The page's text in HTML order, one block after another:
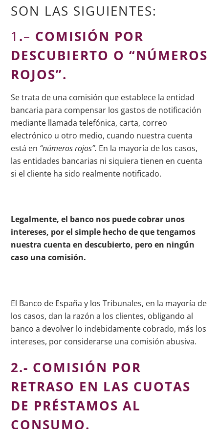
SON LAS SIGUIENTES:
1 .– COMISIÓN POR
DESCUBIERTO O “NÚMEROS
ROJOS”.
Se trata de una comisión que establece la entidad
bancaria para compensar los gastos de notificación
mediante llamada telefónica, carta, correo
electrónico u otro medio, cuando nuestra cuenta
está en “números rojos”. En la mayoría de los casos,
las entidades bancarias ni siquiera tienen en cuenta
si el cliente ha sido realmente notificado.
Legalmente, el banco nos puede cobrar unos
intereses, por el simple hecho de que tengamos
nuestra cuenta en descubierto, pero en ningún
caso una comisión.
El Banco de España y los Tribunales, en la mayoría de
los casos, dan la razón a los clientes, obligando al
banco a devolver lo indebidamente cobrado, más los
intereses, por considerarse una comisión abusiva.
2.- COMISIÓN POR
RETRASO EN LAS CUOTAS
DE PRÉSTAMOS AL
CONSUMO.